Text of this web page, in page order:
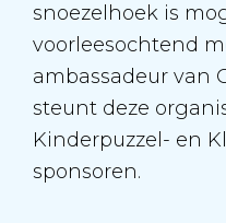
snoezelhoek is
voorleesochtend
ambassadeur van
steunt deze
Kinderpuzzel- en
sponsoren.